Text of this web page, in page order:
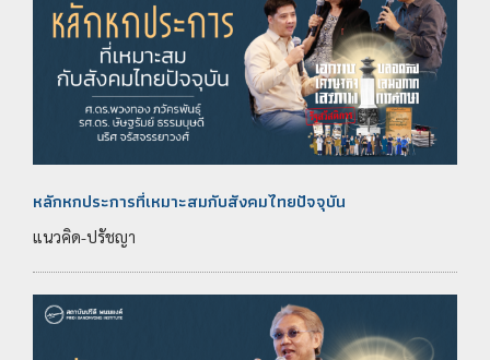
หลักหกประการที่เหมาะสมกับสังคมไทยปัจจุบัน
แนวคิด-ปรัชญา